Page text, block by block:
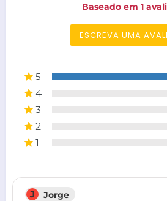
Baseado em 1
ESCREVA UMA
5
4
3
2
1
J Jorge